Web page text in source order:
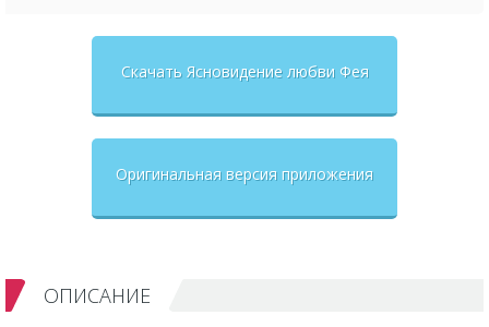
Скачать Ясновидение любви Фея
Оригинальная версия приложения
ОПИСАНИЕ